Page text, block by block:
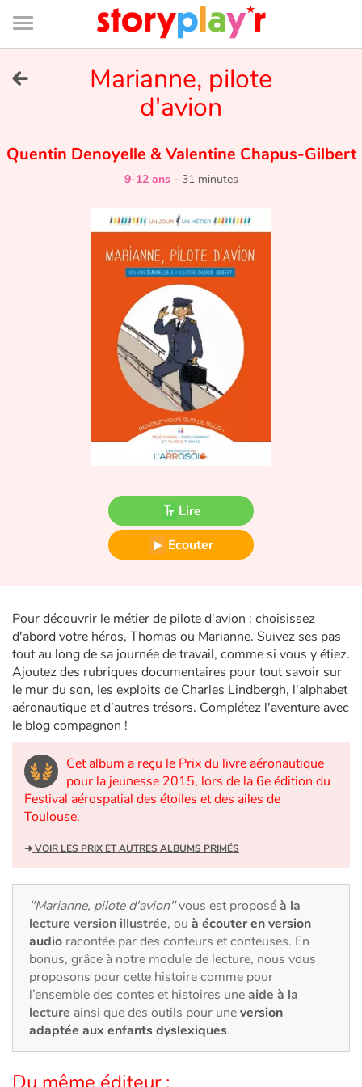
Connexion
Bibliothèque
de
page
Tester gratuitement
Contes d'ici et d'ailleurs
Fable, mythe, littérature et poésie
Princesses et princes, rois, reines et dragons
Ogres, monstres et sorcières
Écologie, nature, saisons
Voyage, épopée, enquête, aventure
Autour du monde
Apprentissage
Art, espace, activité
Documentaires
En famille
Quotidien et loisirs
À l'école
Fêtes et évènements
Amour et amitié
Sujets de société
Marianne, pilote
d'avion
Quentin Denoyelle &Valentine Chapus-Gilbert
9-12 ans- 31 minutes
Lire
Ecouter
Pour découvrir le métier de pilote d'avion : choisissez
d'abord votre héros, Thomas ou Marianne. Suivez ses pas
tout au long de sa journée de travail, comme si vous y étiez.
Ajoutez des rubriques documentaires pour tout savoir sur
le mur du son, les exploits de Charles Lindbergh, l'alphabet
aéronautique et d’autres trésors. Complétez l'aventure avec
le blog compagnon !
Cet album a reçu le Prix du livre aéronautique
pour la jeunesse 2015, lors de la 6e édition du
Festival aérospatial des étoiles et des ailes de
Toulouse.
➜VOIR LES PRIX ET AUTRES ALBUMS PRIMÉS
"Marianne, pilote d'avion"vous est proposéà la
lecture version illustrée, ou à écouter en version
audio racontée par des conteurs et conteuses. En
bonus, grâce à notre module de lecture, nous vous
proposons pour cette histoire comme pour
l’ensemble des contes et histoires uneaide à la
lecture ainsi que des outils pour uneversion
adaptée aux enfants dyslexiques.